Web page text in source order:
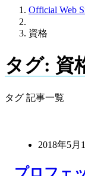
Official Web
資格
タグ: 資
タグ 記事一覧
2018年5月
プロフェ